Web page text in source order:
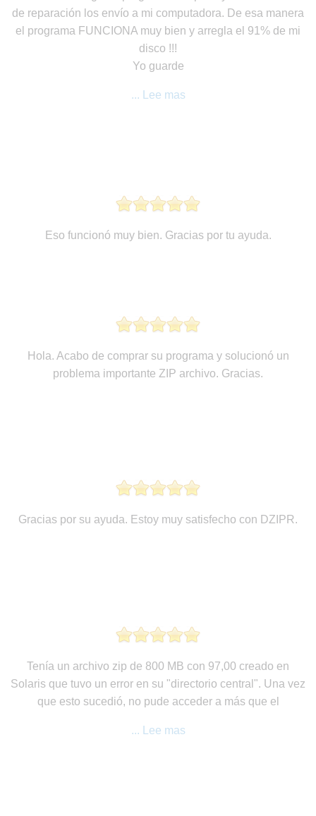
de reparación los envío a mi computadora. De esa manera
el programa FUNCIONA muy bien y arregla el 91% de mi
disco !!!
Yo guarde
... Lee mas
Eso funcionó muy bien. Gracias por tu ayuda.
Hola. Acabo de comprar su programa y solucionó un
problema importante ZIP archivo. Gracias.
Gracias por su ayuda. Estoy muy satisfecho con DZIPR.
Tenía un archivo zip de 800 MB con 97,00 creado en
Solaris que tuvo un error en su "directorio central". Una vez
que esto sucedió, no pude acceder a más que el
... Lee mas